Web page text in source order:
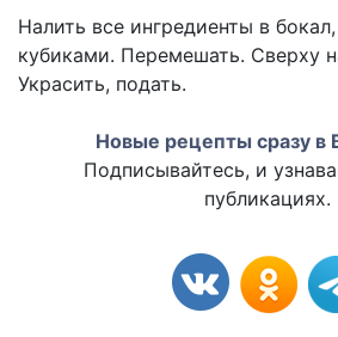
Налить все ингредиенты в
кубиками. Перемешать. Сверху
Украсить, подать.
Новые рецепты сразу в
Подписывайтесь, и
публикациях.